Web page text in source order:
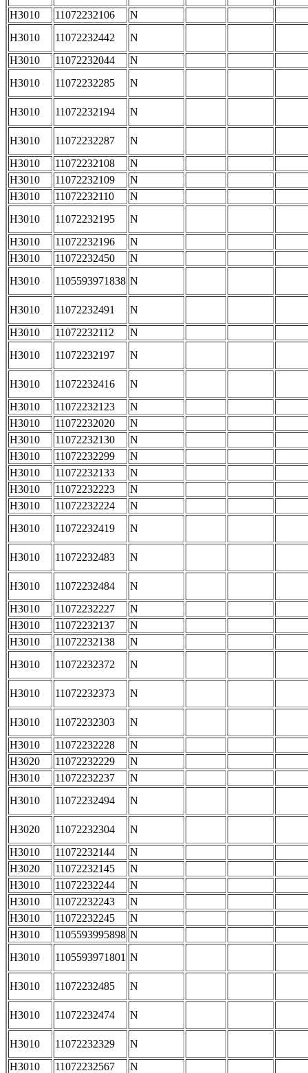
H3010
11072232106
N
H3010
11072232442
N
H3010
11072232044
N
H3010
11072232285 N
H3010 11072232194 N
H3010 11072232287
N
H3010
11072232108
N
H3010
11072232109
N
H3010
11072232110
N
H3010
11072232195
N
H3010
11072232196
N
H3010
11072232450
N
H3010
1105593971838 N
H3010 11072232491
N
H3010
11072232112
N
H3010
11072232197 N
H3010 11072232416
N
H3010
11072232123
N
H3010
11072232020
N
H3010
11072232130
N
H3010
11072232299
N
H3010
11072232133
N
H3010
11072232223
N
H3010
11072232224
N
H3010
11072232419 N
H3010 11072232483 N
H3010 11072232484
N
H3010
11072232227
N
H3010
11072232137
N
H3010
11072232138
N
H3010
11072232372 N
H3010 11072232373 N
H3010 11072232303
N
H3010
11072232228
N
H3020
11072232229
N
H3010
11072232237
N
H3010
11072232494 N
H3020 11072232304
N
H3010
11072232144
N
H3020
11072232145
N
H3010
11072232244
N
H3010
11072232243
N
H3010
11072232245
N
H3010
1105593995898 N
H3010
1105593971801 N
H3010 11072232485 N
H3010 11072232474 N
H3010 11072232329
N
H3010
11072232567
N